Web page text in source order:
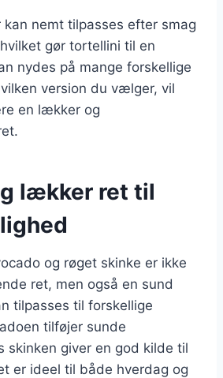
kan nemt tilpasses efter smag
gør tortellini til en
nydes på mange forskellige
version du vælger, vil
en lækker og
lækker ret til
og røget skinke er ikke
ret, men også en sund
tilpasses til forskellige
tilføjer sunde
skinken giver en god kilde til
er ideel til både hverdag og